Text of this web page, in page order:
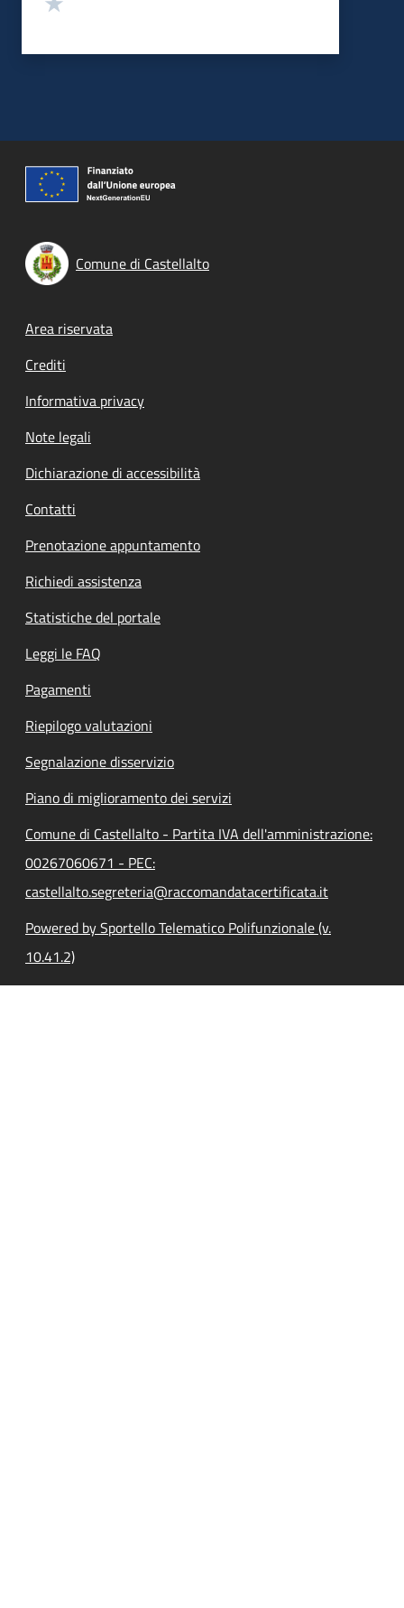
Comune di Castellalto
Footer menu
Area riservata
Crediti
Informativa privacy
Note legali
Dichiarazione di accessibilità
Contatti
Prenotazione appuntamento
Richiedi assistenza
Statistiche del portale
Leggi le FAQ
Pagamenti
Riepilogo valutazioni
Segnalazione disservizio
Piano di miglioramento dei servizi
Comune di Castellalto - Partita IVA dell'amministrazione:
00267060671 - PEC:
castellalto.segreteria@raccomandatacertificata.it
Powered by Sportello Telematico Polifunzionale (v.
10.41.2)